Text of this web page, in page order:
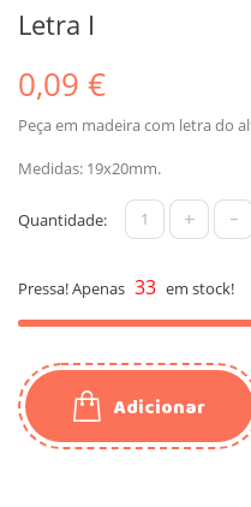
Letra I
0,09 €
Peça em madeira com letra do
Medidas: 19x20mm.
Quantidade: + -
Pressa! Apenas 33 em stock!
Adicionar